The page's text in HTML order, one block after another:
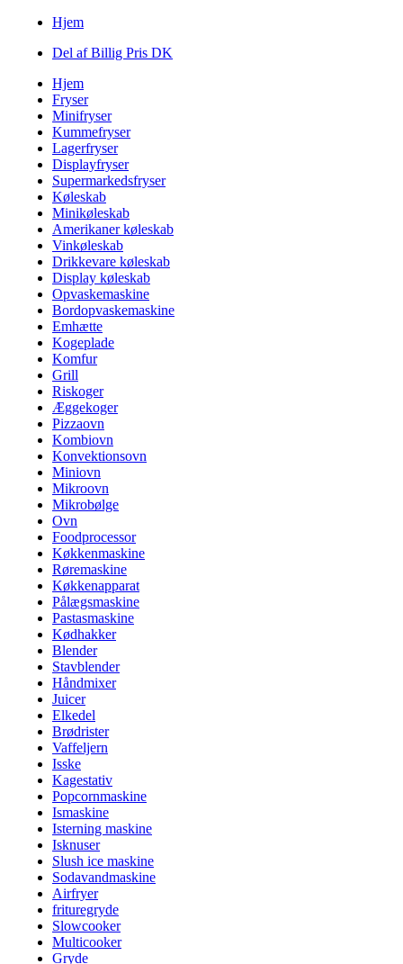
Hjem
Del af Billig Pris DK
Hjem
Fryser
Minifryser
Kummefryser
Lagerfryser
Displayfryser
Supermarkedsfryser
Køleskab
Minikøleskab
Amerikaner køleskab
Vinkøleskab
Drikkevare køleskab
Display køleskab
Opvaskemaskine
Bordopvaskemaskine
Emhætte
Kogeplade
Komfur
Grill
Riskoger
Æggekoger
Pizzaovn
Kombiovn
Konvektionsovn
Miniovn
Mikroovn
Mikrobølge
Ovn
Foodprocessor
Køkkenmaskine
Røremaskine
Køkkenapparat
Pålægsmaskine
Pastasmaskine
Kødhakker
Blender
Stavblender
Håndmixer
Juicer
Elkedel
Brødrister
Vaffeljern
Isske
Kagestativ
Popcornmaskine
Ismaskine
Isterning maskine
Isknuser
Slush ice maskine
Sodavandmaskine
Airfryer
frituregryde
Slowcooker
Multicooker
Gryde